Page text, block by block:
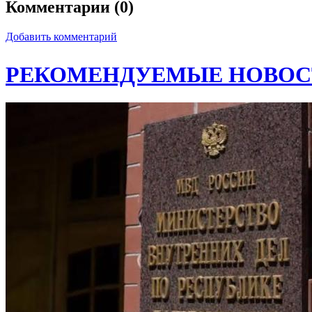
Комментарии (0)
Добавить комментарий
РЕКОМЕНДУЕМЫЕ